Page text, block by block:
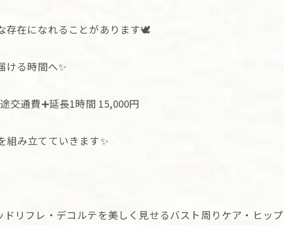
存在になれることがあります🕊️
ける時間へ✨
通費➕延長1時間 15,000円
組み立てていきます✨
リフレ・デコルテを美しく見せるバスト周りケア・ヒッ